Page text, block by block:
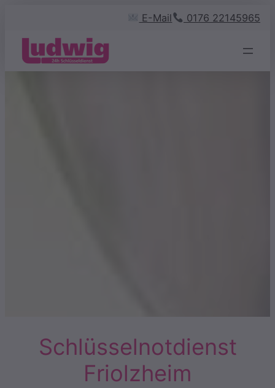
springen
E-Mail 0176 22145965
Schlüsselnotdienst
Friolzheim